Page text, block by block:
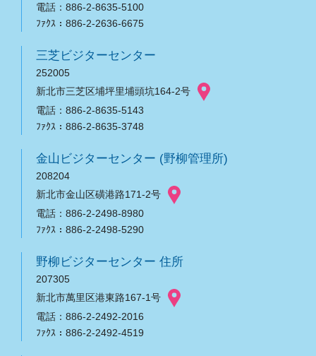
電話：886-2-8635-5100
ﾌｧｸｽ：886-2-2636-6675
三芝ビジターセンター
252005
新北市三芝区埔坪里埔頭坑164-2号
電話：886-2-8635-5143
ﾌｧｸｽ：886-2-8635-3748
金山ビジターセンター (野柳管理所)
208204
新北市金山区磺港路171-2号
電話：886-2-2498-8980
ﾌｧｸｽ：886-2-2498-5290
野柳ビジターセンター 住所
207305
新北市萬里区港東路167-1号
電話：886-2-2492-2016
ﾌｧｸｽ：886-2-2492-4519